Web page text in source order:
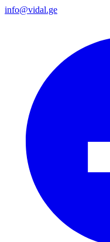
info@vidal.ge